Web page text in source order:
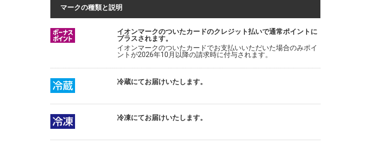
マークの種類と説明
イオンマークのついたカードのクレジット払いで通常ポイントに
プラスされます。
イオンマークのついたカードでお支払いいただいた場合のみポイ
ントが2026年10月以降の請求時に付与されます。
冷蔵にてお届けいたします。
冷凍にてお届けいたします。